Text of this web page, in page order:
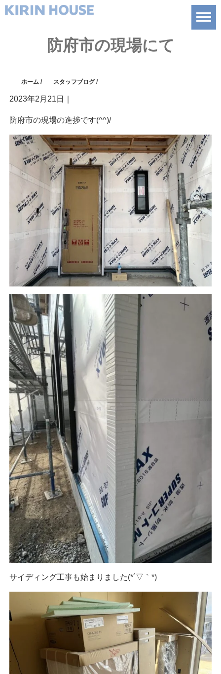
防府市の現場にて
ホーム / スタッフブログ/
2023年2月21日
防府市の現場の進捗です(^^)/
サイディング工事も始まりました(*´▽｀*)